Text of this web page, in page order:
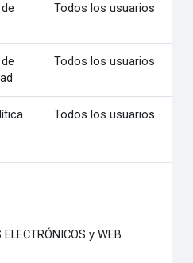
Todos los usuarios
Todos los usuarios
Todos los usuarios
y WEB